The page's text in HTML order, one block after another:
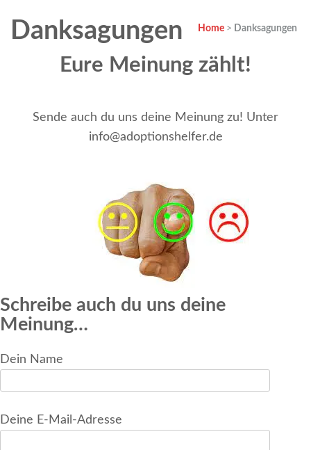
Danksagungen Home > Danksagungen
Eure Meinung zählt!
Sende auch du uns deine Meinung zu! Unter
info@adoptionshelfer.de
Schreibe auch du uns deine
Meinung…
Dein Name
Deine E-Mail-Adresse